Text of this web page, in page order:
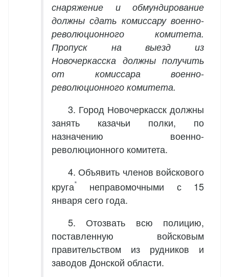
снаряжение и обмундирование
должны сдать комиссару военно-
революционного комитета.
Пропуск на выезд из
Новочеркасска должны получить
от комиссара военно-
революционного комитета.
3. Город Новочеркасск должны
занять казачьи полки, по
назначению военно-
революционного комитета.
4. Объявить членов войскового
круга*
неправомочными с 15
января сего года.
5. Отозвать всю полицию,
поставленную войсковым
правительством из рудников и
заводов Донской области.